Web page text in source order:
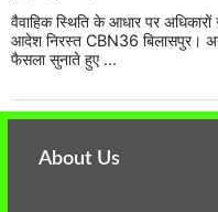
वैवाहिक स्थिति के आधार पर
आदेश निरस्त CBN36 बिलासपुर।
फैसला सुनाते हुए ...
About Us